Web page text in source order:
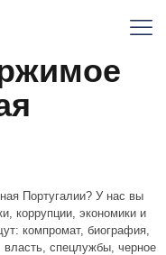
Португалии? У нас вы
коррупции, экономики и
компромат, биография,
спецлужбы, черное